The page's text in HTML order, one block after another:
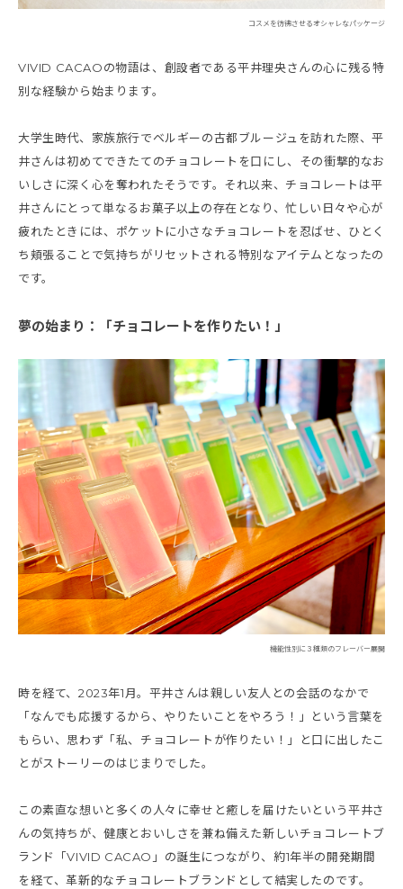
コスメを彷彿させるオシャレなパッケージ
VIVID CACAOの物語は、創設者である平井理央さんの心に残る特
別な経験から始まります。
大学生時代、家族旅行でベルギーの古都ブルージュを訪れた際、平
井さんは初めてできたてのチョコレートを口にし、その衝撃的なお
いしさに深く心を奪われたそうです。それ以来、チョコレートは平
井さんにとって単なるお菓子以上の存在となり、忙しい日々や心が
疲れたときには、ポケットに小さなチョコレートを忍ばせ、ひとく
ち頬張ることで気持ちがリセットされる特別なアイテムとなったの
です。
夢の始まり：「チョコレートを作りたい！」
機能性別に３種類のフレーバー展開
時を経て、2023年1月。平井さんは親しい友人との会話のなかで
「なんでも応援するから、やりたいことをやろう！」という言葉を
もらい、思わず「私、チョコレートが作りたい！」と口に出したこ
とがストーリーのはじまりでした。
この素直な想いと多くの人々に幸せと癒しを届けたいという平井さ
んの気持ちが、健康とおいしさを兼ね備えた新しいチョコレートブ
ランド「VIVID CACAO」の誕生につながり、約1年半の開発期間
を経て、革新的なチョコレートブランドとして結実したのです。